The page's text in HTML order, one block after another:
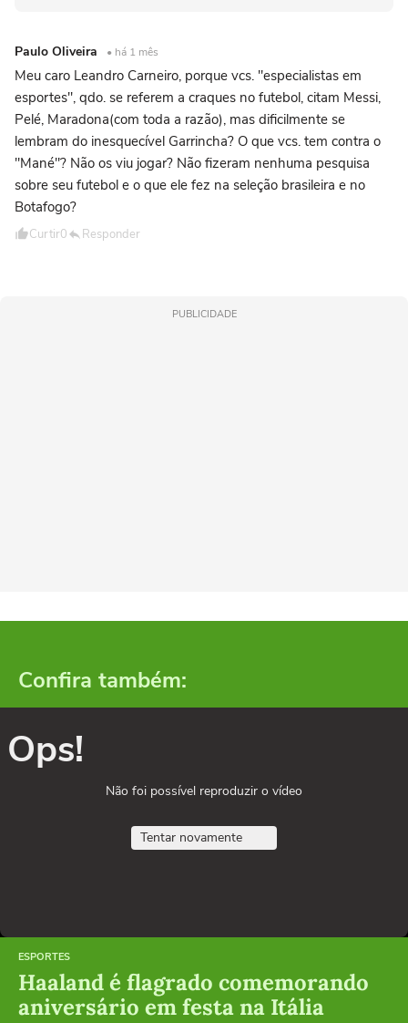
Paulo Oliveira • há 1 mês
Meu caro Leandro Carneiro, porque vcs. "especialistas em
esportes", qdo. se referem a craques no futebol, citam Messi,
Pelé, Maradona(com toda a razão), mas dificilmente se
lembram do inesquecível Garrincha? O que vcs. tem contra o
"Mané"? Não os viu jogar? Não fizeram nenhuma pesquisa
sobre seu futebol e o que ele fez na seleção brasileira e no
Botafogo?
Curtir0 Responder
PUBLICIDADE
Confira também:
Ops!
Não foi possível reproduzir o vídeo
Tentar novamente
ESPORTES
Haaland é flagrado comemorando
aniversário em festa na Itália